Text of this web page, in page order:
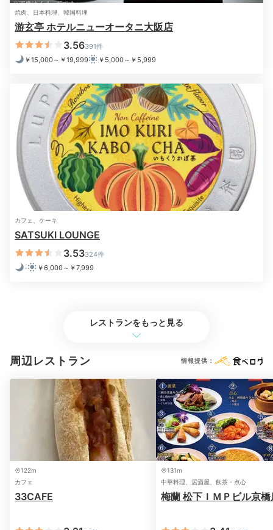
浴室の一例
1日の終わりはお風呂でリフレッシュ。広々としたバス
タブで疲れを癒しましょう。アメニティや備品の種類は
お部屋により異なるものの、そのどれもが上質です。非
日常に浸りつつセレブ気分を味わって。
ルームサービスもあり
気分の上がるビュッフェ
焼肉、日本料理、韓国料理
游玄亭 ホテルニューオータニ大阪店
3.56391件
￥15,000～￥19,999
￥5,000～￥5,999
カフェ、ケーキ
SATSUKI LOUNGE
3.53324件
-
￥6,000～￥7,999
レストランをもっと見る
周辺レストラン 情報提供：
122m
カフェ
33CAFE
131m
中華料理、居酒屋、飲茶・点心
梅蘭 松下ＩＭＰビル京橋